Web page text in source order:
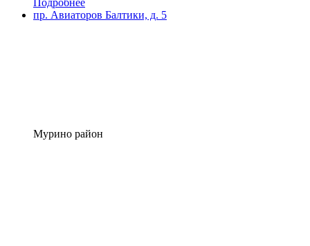
Подробнее
пр. Авиаторов Балтики, д. 5
Мурино район